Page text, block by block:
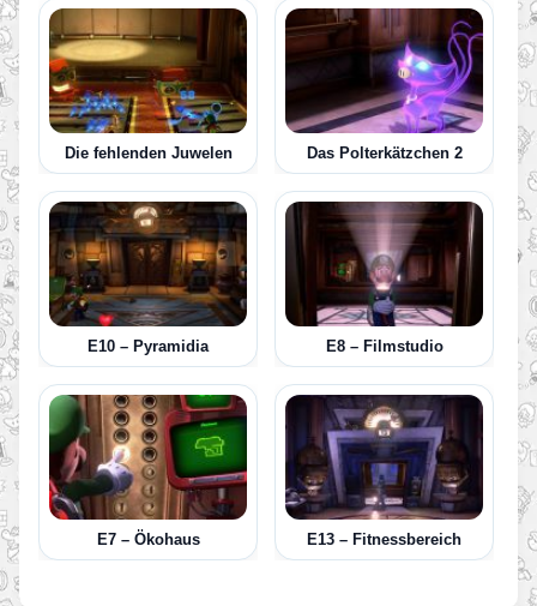
Die fehlenden Juwelen Das Polterkätzchen 2
E10 – Pyramidia E8 – Filmstudio
E7 – Ökohaus E13 – Fitnessbereich